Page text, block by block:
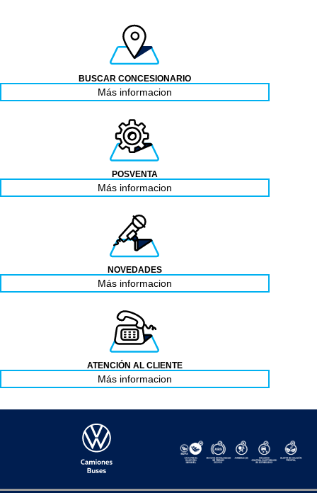
BUSCAR CONCESIONARIO
Más informacion
POSVENTA
Más informacion
NOVEDADES
Más informacion
ATENCIÓN AL CLIENTE
Más informacion